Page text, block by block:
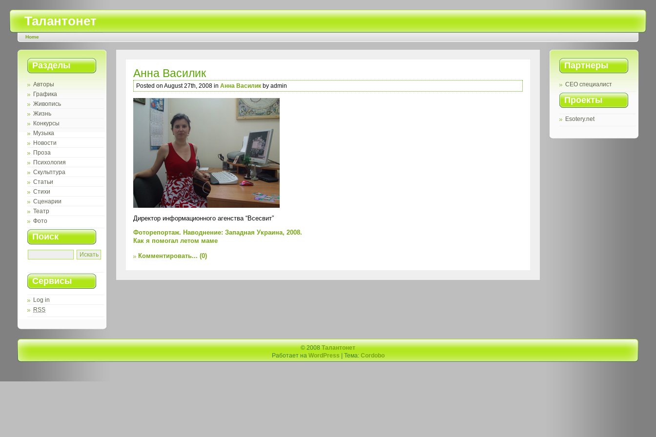
Талантонет
Home
Разделы
Авторы
Графика
Живопись
Жизнь
Конкурсы
Музыка
Новости
Проза
Психология
Скульптура
Статьи
Стихи
Сценарии
Театр
Фото
Поиск
Сервисы
Log in
RSS
Партнеры
СЕО специалист
Проекты
Esotery.net
Анна Василик
Posted on August 27th, 2008 in Анна Василик by admin
Директор информационного агенства “Всесвит”
Фоторепортаж. Наводнение: Западная Украина, 2008.
Как я помогал летом маме
Комментировать... (0)
© 2008Талантонет
Работает на WordPress | Тема: Cordobo